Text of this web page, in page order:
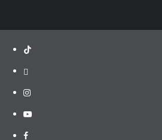
TikTok
threads
Instagram
Youtube
Facebook